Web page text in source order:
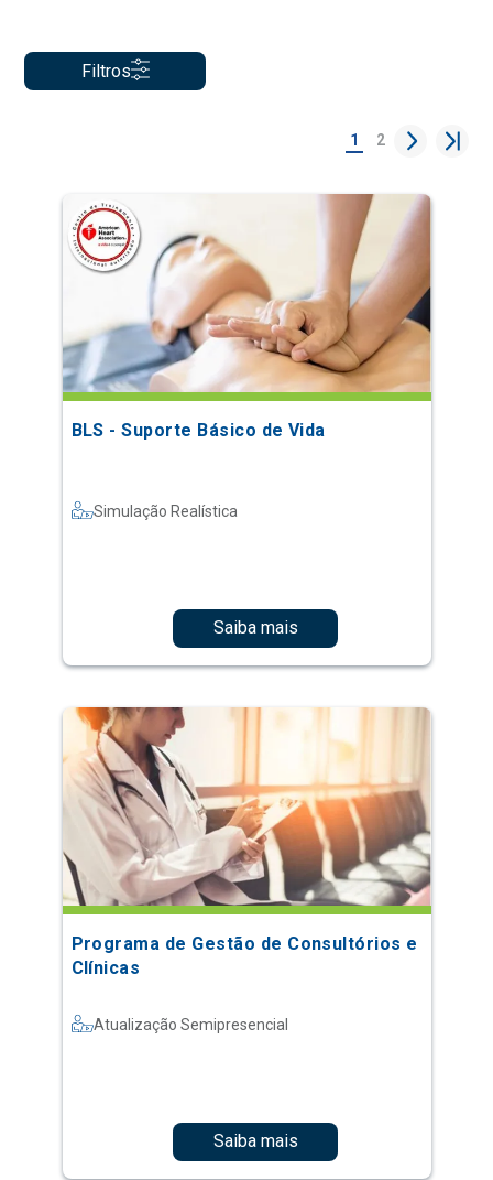
Filtros
1 2
BLS - Suporte Básico de Vida
Simulação Realística
Saiba mais
Programa de Gestão de Consultórios e
Clínicas
Atualização Semipresencial
Saiba mais